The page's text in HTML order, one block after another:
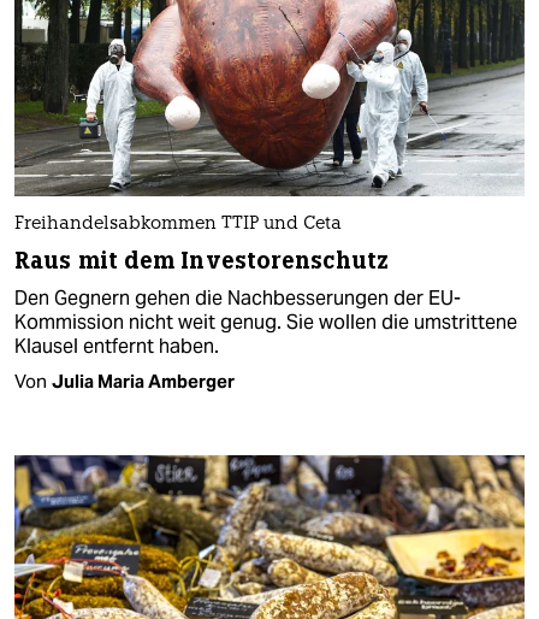
Freihandelsabkommen TTIP und Ceta
Raus mit dem Investorenschutz
Den Gegnern gehen die Nachbesserungen der EU-
Kommission nicht weit genug. Sie wollen die umstrittene
Klausel entfernt haben.
Von Julia Maria Amberger